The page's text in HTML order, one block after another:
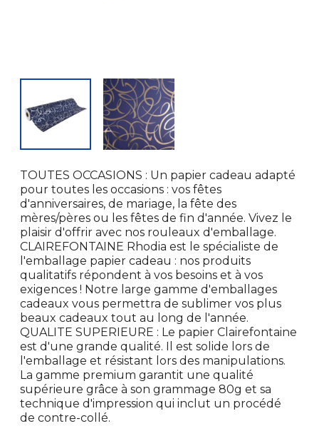
TOUTES OCCASIONS : Un papier cadeau adapté
pour toutes les occasions : vos fêtes
d'anniversaires, de mariage, la fête des
mères/pères ou les fêtes de fin d'année. Vivez le
plaisir d'offrir avec nos rouleaux d'emballage.
CLAIREFONTAINE Rhodia est le spécialiste de
l'emballage papier cadeau : nos produits
qualitatifs répondent à vos besoins et à vos
exigences ! Notre large gamme d'emballages
cadeaux vous permettra de sublimer vos plus
beaux cadeaux tout au long de l'année.
QUALITE SUPERIEURE : Le papier Clairefontaine
est d'une grande qualité. Il est solide lors de
l'emballage et résistant lors des manipulations.
La gamme premium garantit une qualité
supérieure grâce à son grammage 80g et sa
technique d'impression qui inclut un procédé
de contre-collé.